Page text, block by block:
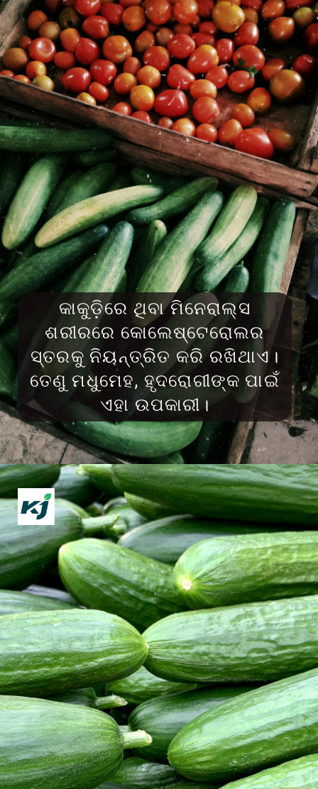
କାକୁଡ଼ିରେ ଥିବା ମିନେରାଲ୍ସ
ଶରୀରରେ କୋଲେଷ୍ଟେରୋଲର
ସ୍ତରକୁ ନିୟନ୍ତ୍ରିତ କରି ରଖିଥାଏ।
ତେଣୁ ମଧୁମେହ, ହୃଦରୋଗୀଙ୍କ ପାଇଁ
ଏହା ଉପକାରୀ।